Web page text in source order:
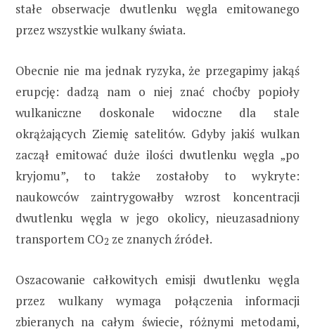
stałe obserwacje dwutlenku węgla emitowanego
przez wszystkie wulkany świata.
Obecnie nie ma jednak ryzyka, że przegapimy jakąś
erupcję: dadzą nam o niej znać choćby popioły
wulkaniczne doskonale widoczne dla stale
okrążających Ziemię satelitów. Gdyby jakiś wulkan
zaczął emitować duże ilości dwutlenku węgla „po
kryjomu”, to także zostałoby to wykryte:
naukowców zaintrygowałby wzrost koncentracji
dwutlenku węgla w jego okolicy, nieuzasadniony
transportem CO2 ze znanych źródeł.
Oszacowanie całkowitych emisji dwutlenku węgla
przez wulkany wymaga połączenia informacji
zbieranych na całym świecie, różnymi metodami,